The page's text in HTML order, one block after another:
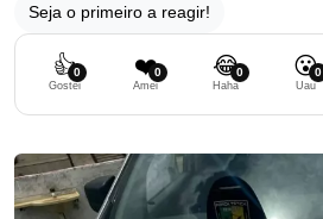
Seja o primeiro a reagir!
👍0
Gostei
❤️0
Amei
😂0
Haha
😮0
Uau